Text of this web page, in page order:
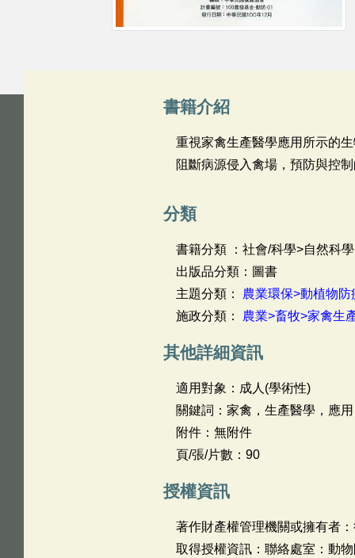
書籍介紹
重視家禽生產醫學應用所示的
阻斷病源侵入禽場，預防與控
分類
書籍分類 ：社會/科學>自然科學
出版品分類：圖書
主題分類： 農業環保>動植物防
施政分類： 農業>畜牧>家禽生
其他詳細資訊
適用對象：成人(學術性)
關鍵詞：家禽，生產醫學，應
附件：無附件
頁/張/片數：90
授權資訊
著作財產權管理機關或擁有者
取得授權資訊：聯絡處室：動